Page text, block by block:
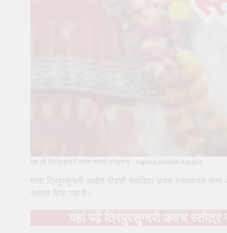
यहां पढ़ें त्रिपुरसुन्दरी कवच स्तोत्र संस्कृत में - tripura sundari kavach
माता त्रिपुरसुन्दरी अर्थात षोडशी महाविद्या कवच रुद्रयामल
स्तोत्र दिया गया है।